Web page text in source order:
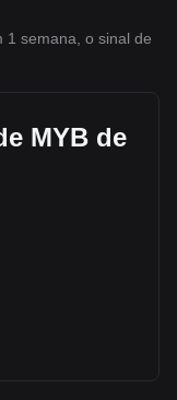
1 semana, o sinal de
MYB de